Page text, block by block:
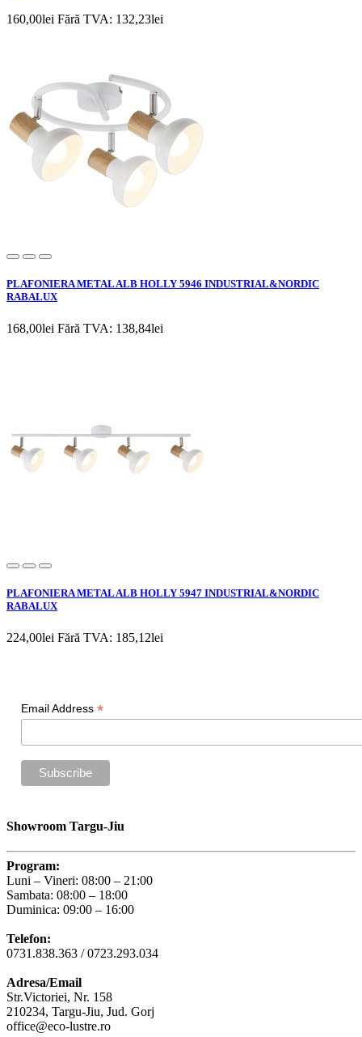
160,00lei Fără TVA: 132,23lei
PLAFONIERA METAL ALB HOLLY 5946 INDUSTRIAL&NORDIC
RABALUX
168,00lei Fără TVA: 138,84lei
PLAFONIERA METAL ALB HOLLY 5947 INDUSTRIAL&NORDIC
RABALUX
224,00lei Fără TVA: 185,12lei
Email Address *
Showroom Targu-Jiu
Program:
Luni – Vineri: 08:00 – 21:00
Sambata: 08:00 – 18:00
Duminica: 09:00 – 16:00
Telefon:
0731.838.363 / 0723.293.034
Adresa/Email
Str.Victoriei, Nr. 158
210234, Targu-Jiu, Jud. Gorj
office@eco-lustre.ro